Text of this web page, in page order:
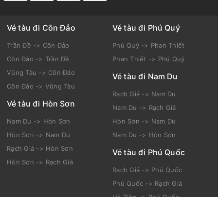
Vé tàu đi Côn Đảo
Trần Đề -> Côn Đảo
Côn Đảo -> Trần Đề
Vũng Tàu -> Côn Đảo
Côn Đảo -> Vũng Tàu
Vé tàu đi Hòn Sơn
Nam Du -> Hòn Sơn
Hòn Sơn -> Nam Du
Rạch Giá -> Hòn Sơn
Hòn Sơn -> Rạch Giá
Vé tàu đi Phú Quý
Phú Quý -> Phan Thiết
Phan Thiết -> Phú Quý
Vé tàu đi Nam Du
Rạch Giá -> Nam Du
Nam Du -> Rạch Giá
Hòn Sơn -> Nam Du
Nam Du -> Hòn Sơn
Vé tàu đi Phú Quốc
Rạch Giá -> Phú Quốc
Phú Quốc -> Rạch Giá